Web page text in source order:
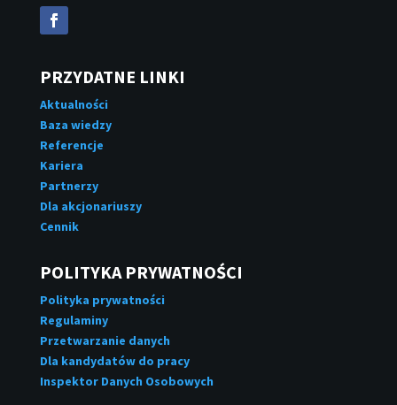
PRZYDATNE LINKI
Aktualności
Baza wiedzy
Referencje
Kariera
Partnerzy
Dla akcjonariuszy
Cennik
POLITYKA PRYWATNOŚCI
Polityka prywatności
Regulaminy
Przetwarzanie danych
Dla kandydatów do pracy
Inspektor Danych Osobowych